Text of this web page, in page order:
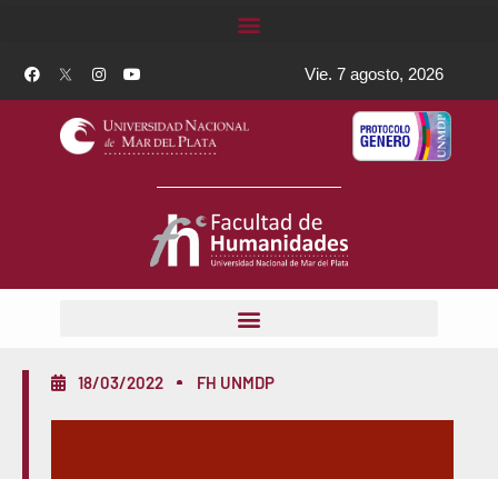
Vie. 7 agosto, 2026
18/03/2022 FH UNMDP